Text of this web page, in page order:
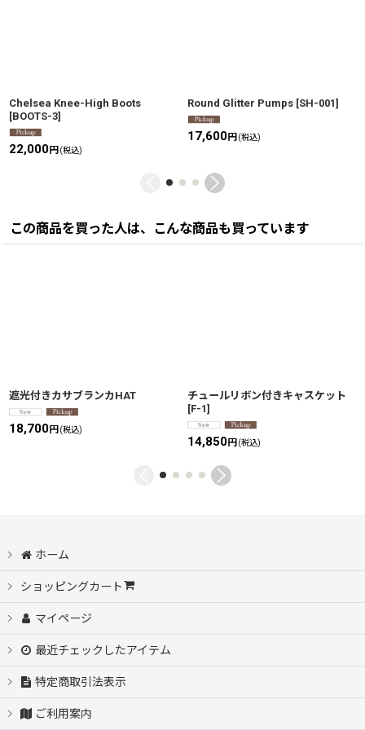
Chelsea Knee-High Boots
[BOOTS-3]
22,000円 (税込)
Round Glitter Pumps [SH-001]
17,600円 (税込)
この商品を買った人は、こんな商品も買っています
遮光付きカサブランカHAT
18,700円 (税込)
チュールリボン付きキャスケット
[F-1]
14,850円 (税込)
ホーム
ショッピングカート
マイページ
最近チェックしたアイテム
特定商取引法表示
ご利用案内